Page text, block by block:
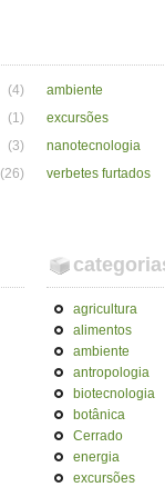
(4)
ambiente
(1)
excursões
(3)
nanotecnologia
(26) verbetes furtados
agricultura
alimentos
ambiente
antropologia
biotecnologia
botânica
Cerrado
energia
excursões